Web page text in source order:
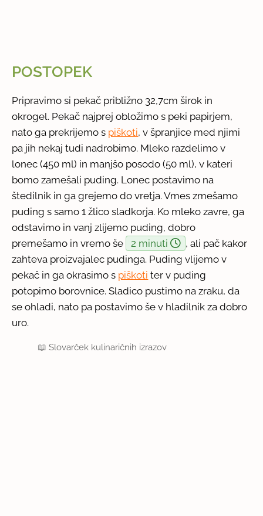
POSTOPEK
Pripravimo si pekač približno 32,7cm širok in
okrogel. Pekač najprej obložimo s peki papirjem,
nato ga prekrijemo s piškoti, v špranjice med njimi
pa jih nekaj tudi nadrobimo. Mleko razdelimo v
lonec (450 ml) in manjšo posodo (50 ml), v kateri
bomo zamešali puding. Lonec postavimo na
štedilnik in ga grejemo do vretja. Vmes zmešamo
puding s samo 1 žlico sladkorja. Ko mleko zavre, ga
odstavimo in vanj zlijemo puding, dobro
premešamo in vremo še
2 minuti
, ali pač kakor
zahteva proizvajalec pudinga. Puding vlijemo v
pekač in ga okrasimo s piškoti ter v puding
potopimo borovnice. Sladico pustimo na zraku, da
se ohladi, nato pa postavimo še v hladilnik za dobro
uro.
📖Slovarček kulinaričnih izrazov